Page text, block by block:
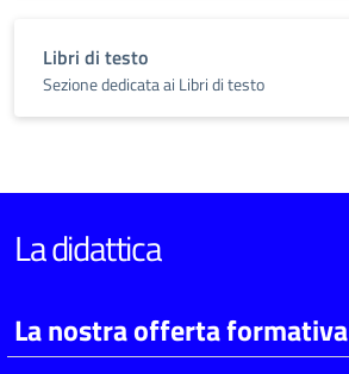
Libri di testo
Sezione dedicata ai Libri di testo
La didattica
La nostra offerta formativa